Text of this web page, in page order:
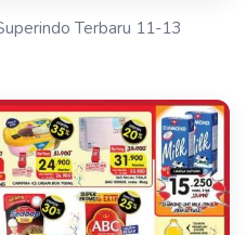
Terbaru 11-13